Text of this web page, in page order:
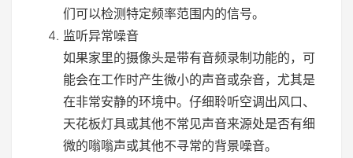
们可以检测特定频率范围内的信号。
监听异常噪音
如果家里的摄像头是带有音频录制功能的，可
能会在工作时产生微小的声音或杂音，尤其是
在非常安静的环境中。仔细聆听空调出风口、
天花板灯具或其他不常见声音来源处是否有细
微的嗡嗡声或其他不寻常的背景噪音。